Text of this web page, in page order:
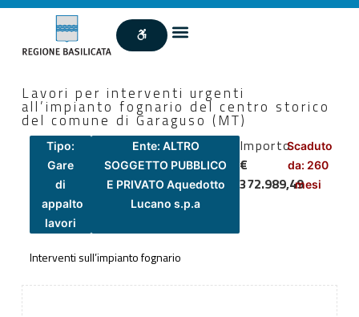
Lavori per interventi urgenti
all’impianto fognario del centro storico
del comune di Garaguso (MT)
Tipo:
Gare
di
appalto
lavori
Ente: ALTRO
SOGGETTO PUBBLICO
E PRIVATO Aquedotto
Lucano s.p.a
Importo
€
372.989,49
Scaduto
da: 260
mesi
Interventi sull’impianto fognario